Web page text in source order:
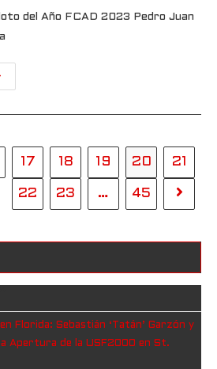
del Año FCAD 2023 Pedro Juan
17 18 19 20 21
22 23 … 45
Florida: Sebastián ‘Tatán’ Garzón y
Apertura de la USF2000 en St.